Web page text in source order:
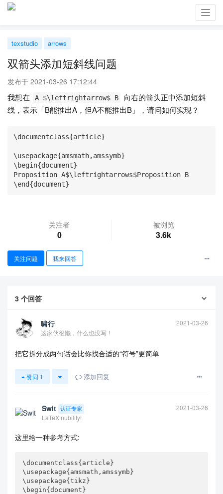
texstudio arrows
双箭头添加短斜线问题
发布于 2021-03-26 17:12:44
我想在 A $\leftrightarrow$ B
向右的箭头正中添加短斜
线，表示「B能推出A，但A不能推出B」，请问如何实现？
\documentclass{article}
\usepackage{amsmath,amssymb}
\begin{document}
Proposition A$\leftrightarrows$Proposition B
\end{document}
关注者
0
被浏览
3.6k
关注问题 我来回答
3 个回答
啸行
2021-03-26
这家伙很懒，什么也没写！
把它拆分成两句话会比你找合适的“符号”更简单
赞同 1 添加回复
Swit 认证专家
2021-03-26
LaTeX nubility!
这里给一种参考方式:
\documentclass{article}
\usepackage{amsmath,amssymb}
\usepackage{tikz}
\begin{document}